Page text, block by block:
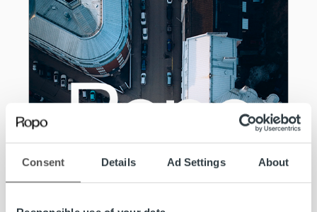
Consent Details Ad Settings About